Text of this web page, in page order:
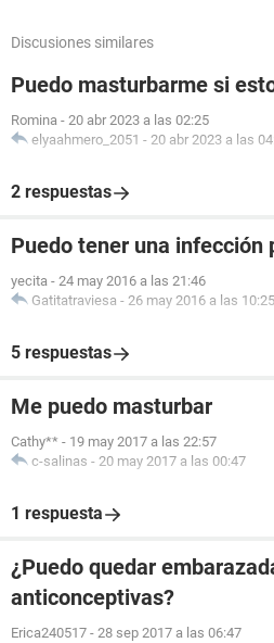
Discusiones similares
Puedo masturbarme si
Romina - 20 abr 2023 a las 02:25
elyaahmero_2051 - 20 abr 2023 a las
2 respuestas
Puedo tener una infección
yecita - 24 may 2016 a las 21:46
Gatitatraviesa - 26 may 2016 a las 10:25
5 respuestas
Me puedo masturbar
Cathy** - 19 may 2017 a las 22:57
c-salinas - 20 may 2017 a las 00:47
1 respuesta
¿Puedo quedar
anticonceptivas?
Erica240517 - 28 sep 2017 a las 06:47